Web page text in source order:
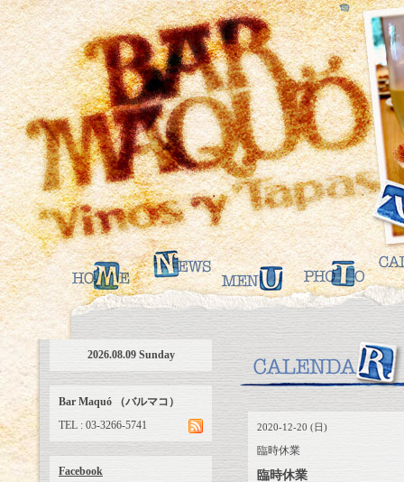
2020-12-20 (日)
臨時休業
臨時休業
2026.08.09 Sunday
Bar Maquó （バルマコ）
TEL : 03-3266-5741
Facebook